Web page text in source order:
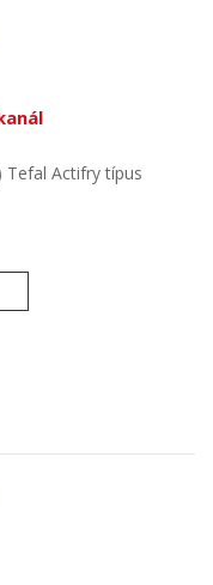
Tefal Actifry típus